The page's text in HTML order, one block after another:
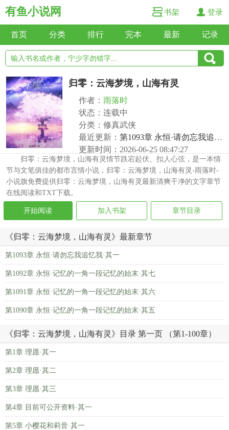
有鱼小说网 书架 登录
首页 分类 排行 完本 最新 记录
归零：云海梦境，山海有灵
作者： 雨落时
状态：连载中
分类：修真武侠
最近更新： 第1093章 永恒·请勿忘我追忆我·其一
更新时间：2026-06-25 08:47:27
归零：云海梦境，山海有灵情节跌宕起伏、扣人心弦，是一本情
节与文笔俱佳的都市言情小说，归零：云海梦境，山海有灵-雨落时-
小说旗免费提供归零：云海梦境，山海有灵最新清爽干净的文字章节
在线阅读和TXT下载。
开始阅读 加入书架 章节目录
《归零：云海梦境，山海有灵》最新章节
第1093章 永恒·请勿忘我追忆我·其一
第1092章 永恒·记忆的一角一段记忆的始末·其七
第1091章 永恒·记忆的一角一段记忆的始末·其六
第1090章 永恒·记忆的一角一段记忆的始末·其五
《归零：云海梦境，山海有灵》目录 第一页 （第1-100章）
第1章 理愿·其一
第2章 理愿·其二
第3章 理愿·其三
第4章 目前可公开资料·其一
第5章 小樱花和莉音·其一